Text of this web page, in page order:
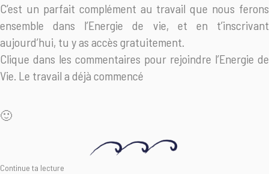
C’est un parfait complément au travail que nous ferons
ensemble dans l’Energie de vie, et en t’inscrivant
aujourd’hui, tu y as accès gratuitement.
Clique dans les commentaires pour rejoindre l’Energie de
Vie. Le travail a déjà commencé
🙂
Continue ta lecture